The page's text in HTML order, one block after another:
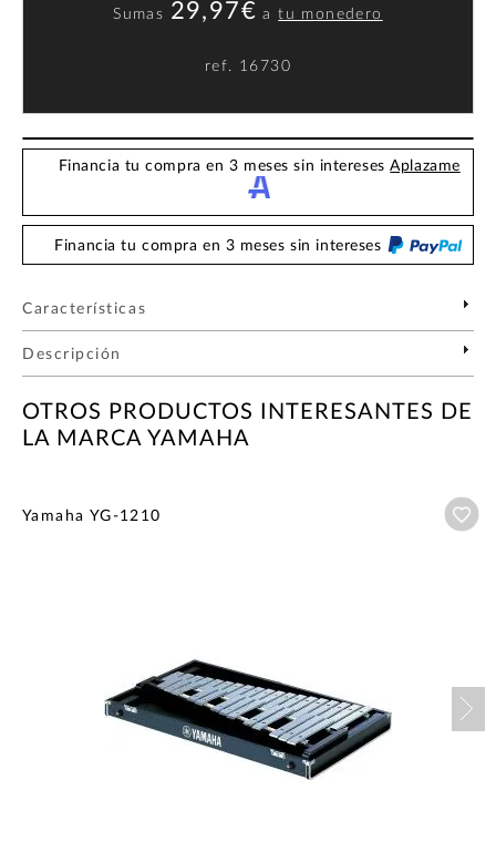
Sumas 29,97€ atu monedero
ref. 16730
Financia tu compra en 3 meses sin interesesAplazame
Financia tu compra en 3 meses sin intereses
Características
Descripción
OTROS PRODUCTOS INTERESANTES DE
LA MARCA YAMAHA
Yamaha YG-1210